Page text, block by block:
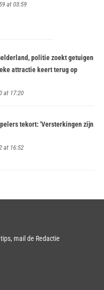
at 03:59
politie zoekt getuigen
attractie keert terug op
at 17:20
tekort: 'Versterkingen zijn
at 16:52
mail de Redactie